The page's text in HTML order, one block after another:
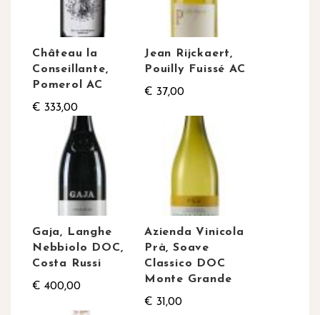
Château la
Conseillante,
Pomerol AC
€ 333,00
Jean Rijckaert,
Pouilly Fuissé AC
€ 37,00
Gaja, Langhe
Nebbiolo DOC,
Costa Russi
€ 400,00
Azienda Vinicola
Prà, Soave
Classico DOC
Monte Grande
€ 31,00